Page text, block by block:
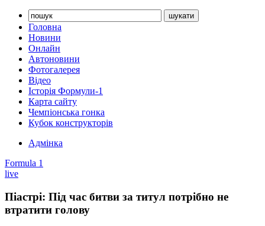
Головна
Новини
Онлайн
Автоновини
Фотогалерея
Відео
Історія Формули-1
Карта сайту
Чемпіонська гонка
Кубок конструкторів
Адмінка
Formula 1
live
Піастрі: Під час битви за титул потрібно не
втратити голову